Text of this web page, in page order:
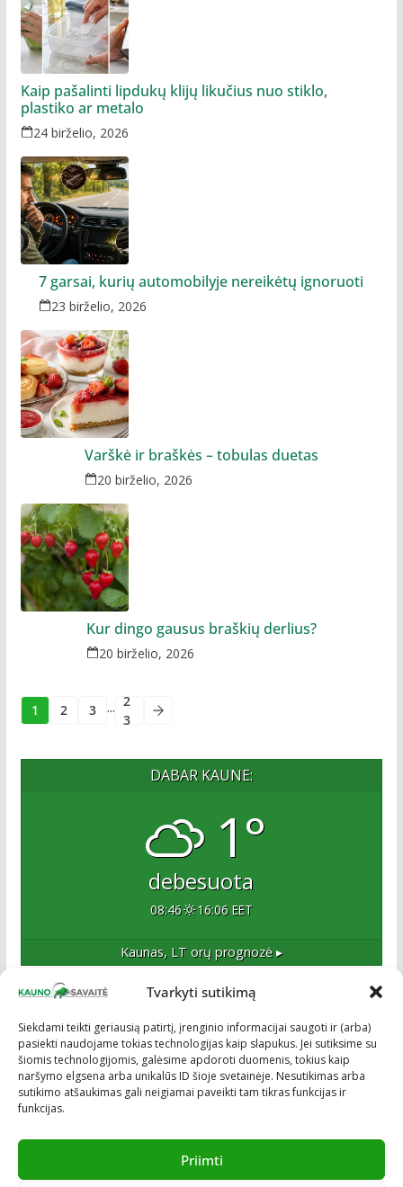
Tvarkyti sutikimą
Siekdami teikti geriausią patirtį, įrenginio informacijai saugoti ir (arba)
pasiekti naudojame tokias technologijas kaip slapukus. Jei sutiksime su
šiomis technologijomis, galėsime apdoroti duomenis, tokius kaip
naršymo elgsena arba unikalūs ID šioje svetainėje. Nesutikimas arba
sutikimo atšaukimas gali neigiamai paveikti tam tikras funkcijas ir
funkcijas.
Priimti
Kaip pašalinti lipdukų klijų likučius nuo stiklo,
plastiko ar metalo
24 birželio, 2026
7 garsai, kurių automobilyje nereikėtų ignoruoti
23 birželio, 2026
Varškė ir braškės – tobulas duetas
20 birželio, 2026
Kur dingo gausus braškių derlius?
20 birželio, 2026
1 2 3 ... 2
3
DABAR KAUNE:
1°
debesuota
08:46 16:06 EET
Kaunas, LTorų prognozė ▸
Esame naujas Kaune, tačiau veržlus ir profesionalus
kolektyvas. Ne naujokai žiniasklaidoje. Į Kauną
žengiame tvirtai įsitikinę savo sėkme.